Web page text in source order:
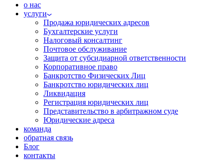
о нас
услуги
Продажа юридических адресов
Бухгалтерские услуги
Налоговый консалтинг
Почтовое обслуживание
Защита от субсидиарной ответственности
Корпоративное право
Банкротство Физических Лиц
Банкротство юридических лиц
Ликвидация
Регистрация юридических лиц
Представительство в арбитражном суде
Юридические адреса
команда
обратная связь
Блог
контакты